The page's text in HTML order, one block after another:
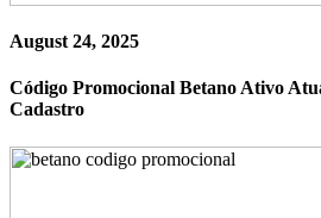
August 24, 2025
Código Promocional Betano Ativo
Cadastro